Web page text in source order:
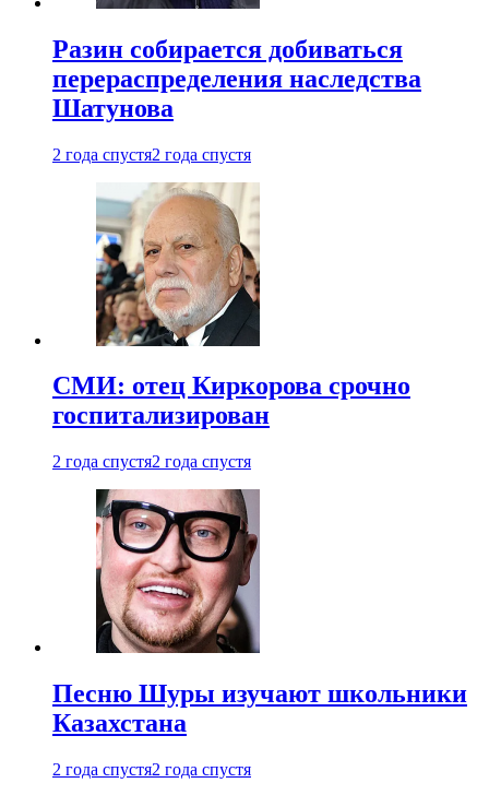
Разин собирается добиваться
перераспределения наследства
Шатунова
2 года спустя2 года спустя
СМИ: отец Киркорова срочно
госпитализирован
2 года спустя2 года спустя
Песню Шуры изучают школьники
Казахстана
2 года спустя2 года спустя